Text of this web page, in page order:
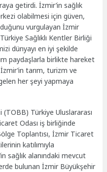
getirdi. İzmir’in sağlık
olabilmesi için güven,
vurgulayan İzmir
Sağlıklı Kentler Birliği
dünyayı en iyi şekilde
paydaşlarla birlikte hareket
tarım, turizm ve
her şeyi yapmaya
Türkiye Uluslararası
Odası iş birliğinde
Toplantısı, İzmir Ticaret
katılımıyla
sağlık alanındaki mevcut
bulunan İzmir Büyükşehir